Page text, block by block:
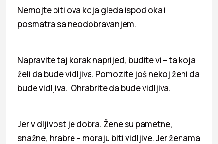
Nemojte biti ova koja gleda ispod oka i
posmatra sa neodobravanjem.
Napravite taj korak naprijed, budite vi – ta koja
želi da bude vidljiva. Pomozite još nekoj ženi da
bude vidljiva. Ohrabrite da bude vidljiva.
Jer vidljivost je dobra. Žene su pametne,
snažne, hrabre – moraju biti vidljive. Jer ženama